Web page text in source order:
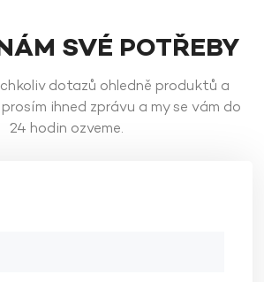
NÁM SVÉ POTŘEBY
dotazů ohledně produktů a
ihned zprávu a my se vám do
24 hodin ozveme.